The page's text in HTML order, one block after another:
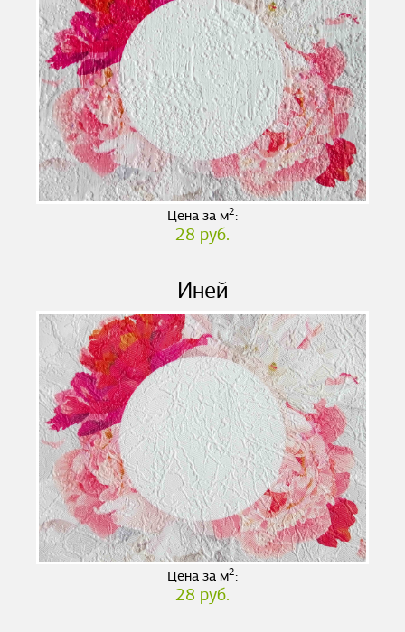
Цена за м2:
28 руб.
Иней
Цена за м2:
28 руб.